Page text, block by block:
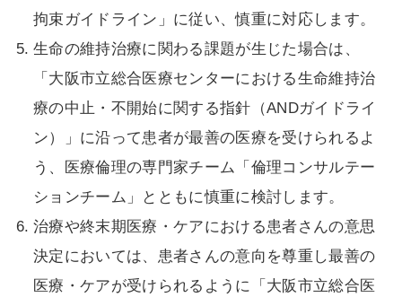
拘束ガイドライン」に従い、慎重に対応します。
生命の維持治療に関わる課題が生じた場合は、
「大阪市立総合医療センターにおける生命維持治
療の中止・不開始に関する指針（ANDガイドライ
ン）」に沿って患者が最善の医療を受けられるよ
う、医療倫理の専門家チーム「倫理コンサルテー
ションチーム」とともに慎重に検討します。
治療や終末期医療・ケアにおける患者さんの意思
決定においては、患者さんの意向を尊重し最善の
医療・ケアが受けられるように「大阪市立総合医